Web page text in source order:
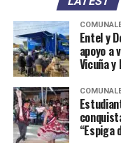
Entel y
apoyo a
Vicuña y
“Espiga